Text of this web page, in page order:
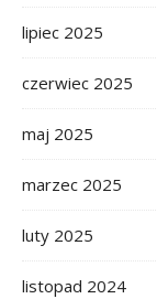
lipiec 2025
czerwiec 2025
maj 2025
marzec 2025
luty 2025
listopad 2024